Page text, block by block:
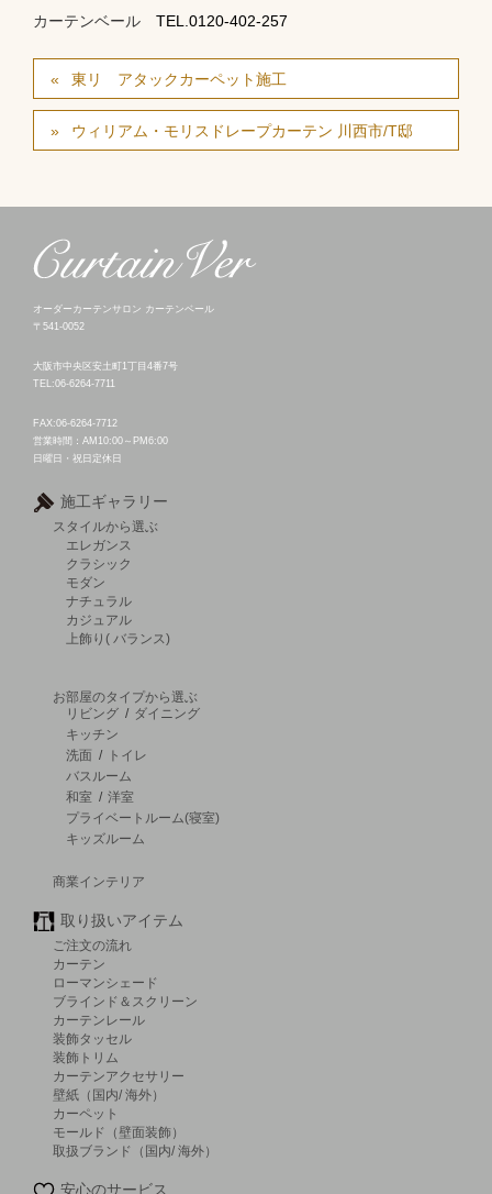
カーテンベール TEL.0120-402-257
東リ アタックカーペット施工
ウィリアム・モリスドレープカーテン 川西市/T邸
オーダーカーテンサロン カーテンベール
〒541-0052
大阪市中央区安土町1丁目4番7号
TEL:06-6264-7711
FAX:06-6264-7712
営業時間：AM10:00～PM6:00
日曜日・祝日定休日
施工ギャラリー
スタイルから選ぶ
エレガンス
クラシック
モダン
ナチュラル
カジュアル
上飾り( バランス)
お部屋のタイプから選ぶ
リビング / ダイニング
キッチン
洗面 /
トイレ
バスルーム
和室 / 洋室
プライベートルーム(寝室)
キッズルーム
商業インテリア
取り扱いアイテム
ご注文の流れ
カーテン
ローマンシェード
ブラインド＆スクリーン
カーテンレール
装飾タッセル
装飾トリム
カーテンアクセサリー
壁紙（国内/ 海外）
カーペット
モールド（壁面装飾）
取扱ブランド（国内/ 海外）
安心のサービス